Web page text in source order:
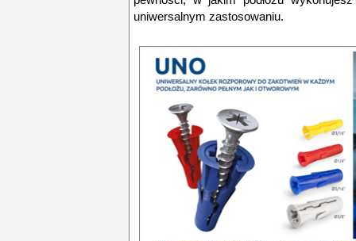
uniwersalnym zastosowaniu.